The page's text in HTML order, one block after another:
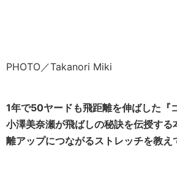
PHOTO／Takanori Miki
1年で50ヤードも飛距離を伸ばした『
小澤美奈瀬が飛ばしの秘訣を伝授する
離アップにつながるストレッチを教え